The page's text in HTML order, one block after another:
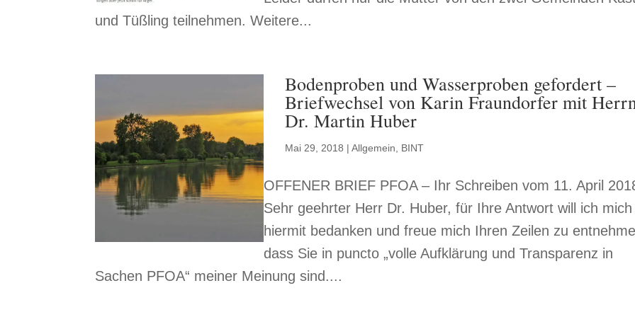
und Tüßling teilnehmen. Weitere...
Bodenproben und Wasserproben gefordert –
Briefwechsel von Karin Fraundorfer mit
Dr. Martin Huber
Mai 29, 2018 | Allgemein BINT
OFFENER BRIEF PFOA – Ihr Schreiben vom 11. April
Sehr geehrter Herr Dr. Huber, für Ihre Antwort will ich mich
hiermit bedanken und freue mich Ihren Zeilen zu
dass Sie in puncto „volle Aufklärung und Transparenz in
Sachen PFOA“ meiner Meinung sind....